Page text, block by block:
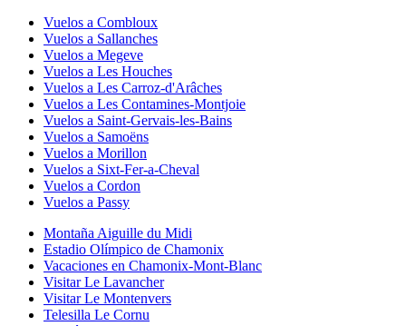
Vuelos a Combloux
Vuelos a Sallanches
Vuelos a Megeve
Vuelos a Les Houches
Vuelos a Les Carroz-d'Arâches
Vuelos a Les Contamines-Montjoie
Vuelos a Saint-Gervais-les-Bains
Vuelos a Samoëns
Vuelos a Morillon
Vuelos a Sixt-Fer-a-Cheval
Vuelos a Cordon
Vuelos a Passy
Montaña Aiguille du Midi
Estadio Olímpico de Chamonix
Vacaciones en Chamonix-Mont-Blanc
Visitar Le Lavancher
Visitar Le Montenvers
Telesilla Le Cornu